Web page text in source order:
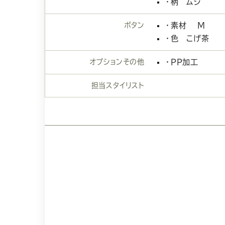
・柄 ムジ
ボタン
・素材 Ｍ
・色 こげ茶
オプションその他 ・ＰＰ加工
担当スタイリスト